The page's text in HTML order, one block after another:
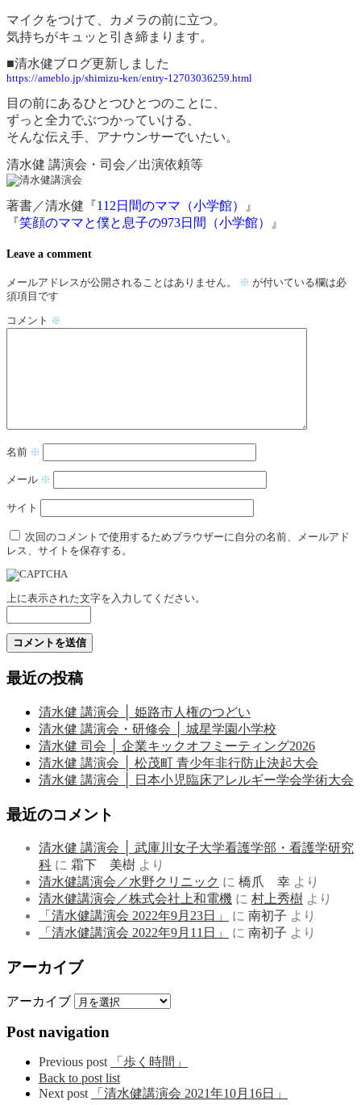
マイクをつけて、カメラの前に立つ。
気持ちがキュッと引き締まります。
■清水健ブログ更新しました
https://ameblo.jp/shimizu-ken/entry-12703036259.html
目の前にあるひとつひとつのことに、
ずっと全力でぶつかっていける、
そんな伝え手、アナウンサーでいたい。
清水健 講演会・司会／出演依頼等
著書／清水健 『112日間のママ（小学館）
』
『笑顔のママと僕と息子の973日間（小学館） 』
Leave a comment
メールアドレスが公開されることはありません。 ※ が付いている欄は必
須項目です
コメント ※
名前 ※
メール ※
サイト
次回のコメントで使用するためブラウザーに自分の名前、メールアド
レス、サイトを保存する。
上に表示された文字を入力してください。
最近の投稿
清水健 講演会 │ 姫路市人権のつどい
清水健 講演会・研修会 │ 城星学園小学校
清水健 司会 │ 企業キックオフミーティング2026
清水健 講演会 │ 松茂町 青少年非行防止決起大会
清水健 講演会 │ 日本小児臨床アレルギー学会学術大会
最近のコメント
清水健 講演会 │ 武庫川女子大学看護学部・看護学研究
科 に 霜下 美樹 より
清水健講演会／水野クリニック に 橋爪 幸 より
清水健講演会／株式会社上和電機 に 村上秀樹 より
「清水健講演会 2022年9月23日」
に 南初子 より
「清水健講演会 2022年9月11日」
に 南初子 より
アーカイブ
アーカイブ
Post navigation
Previous post
「歩く時間」
Back to post list
Next post
「清水健講演会 2021年10月16日」